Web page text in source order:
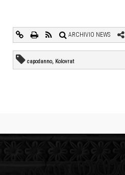
ARCHIVIO NEWS
capodanno, Kolovrat